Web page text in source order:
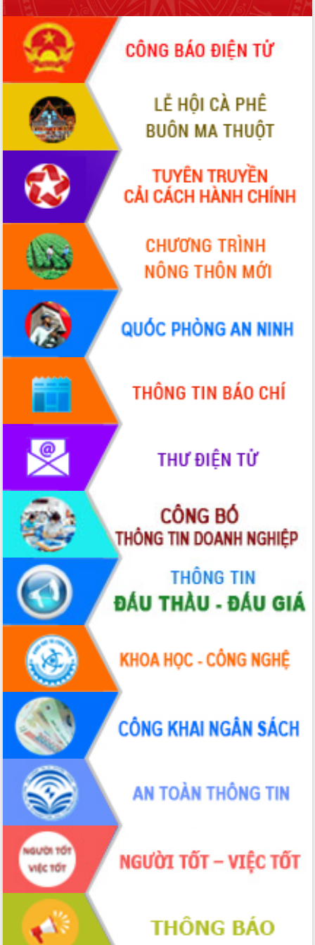
Tháo gỡ những vướng mắc, đẩy mạnh
công tác cải cách thủ tục hành chính
tại Trung tâm Phục vụ hành chính
công tỉnh
Đắk Lắk: Tôn vinh 46 giải pháp tại Hội
thi Sáng tạo Kỹ thuật 2024 - 2025
Đắk Lắk rà soát, điều chỉnh Đề án 190
về phát triển nuôi trồng thủy sản
Phó Chủ tịch UBND tỉnh Đắk Lắk
Trương Công Thái kiểm tra thực địa
Dự án cao tốc Khánh Hòa - Buôn Ma
Thuột
Định vị cà phê Việt Nam như một “di
sản sống” trong dòng chảy toàn cầu
Xây dựng nông thôn mới: Nâng cao đời
sống người dân từ những mô hình thiết
thực
Quyết liệt tháo gỡ vướng mắc, đẩy
nhanh tiến độ các dự án trọng điểm
trong Khu kinh tế Nam Phú Yên
Hòn Yến phát triển du lịch gắn với bảo
tồn biển
Lấy ý kiến điều chỉnh Quy hoạch tỉnh
Đắk Lắk thời kỳ 2021-2030, tầm nhìn
đến năm 2050
Phát động chiến dịch 30 ngày đêm
giải phóng mặt bằng Tuyến đường bộ
ven biển
Đắk Lắk nỗ lực thúc đẩy tăng trưởng
kinh tế từ 10% trở lên trong Quý
II/2026
Đắk Lắk ký kết thỏa thuận hợp tác về
chuyển đổi số giai đoạn 2026 – 2030
với Tập đoàn Bưu chính Viễn thông
Việt Nam
Thứ trưởng Bộ Y tế làm việc với tỉnh
Đắk Lắk về phát triển nhân lực y tế
cho trạm y tế cấp xã
Du lịch Đắk Lắk nâng tầm trải nghiệm
du khách thông qua Hệ thống cơ sở dữ
liệu và Bản đồ số
Tập huấn ứng dụng trí tuệ nhân tạo (AI)
trong thương mại điện tử năm 2026
Đoàn đại biểu Quốc hội tỉnh Đắk Lắk
trao đổi thông tin trước Kỳ họp thứ
nhất, Quốc hội khóa XVI
Quyết liệt cải cách hành chính, khơi
thông nguồn lực phát triển
Nâng cao hiệu lực, hiệu quả HĐND
tỉnh thông qua hiện đại hóa hành chính
Xã Ea Phê gắn cải cách hành chính với
chuyển đổi số
Phó Chủ tịch Thường trực UBND tỉnh
Hồ Thị Nguyên Thảo làm việc tại Trung
tâm Phục vụ hành chính công xã Ea
Phê
Xây dựng nền hành chính số đồng
hành cùng nông dân dân, doanh nghiệp
Giai đoạn 2026-2030, Đắk Lắk phấn
đấu có 77% xã đạt chuẩn nông thôn
mới